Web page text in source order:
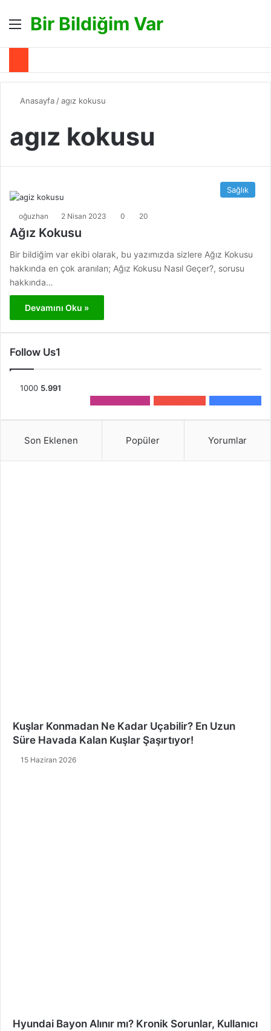
Menü
Bir Bildiğim Var
Anasayfa /agız kokusu
agız kokusu
Sağlık
oğuzhan 2 Nisan 2023 0 20
Ağız Kokusu
Bir bildiğim var ekibi olarak, bu yazımızda sizlere Ağız Kokusu
hakkında en çok aranılan; Ağız Kokusu Nasıl Geçer?, sorusu
hakkında…
Devamını Oku »
Follow Us1
1000 5.991
Son Eklenen Popüler Yorumlar
Kuşlar Konmadan Ne Kadar Uçabilir? En Uzun
Süre Havada Kalan Kuşlar Şaşırtıyor!
15 Haziran 2026
Hyundai Bayon Alınır mı? Kronik Sorunlar, Kullanıcı